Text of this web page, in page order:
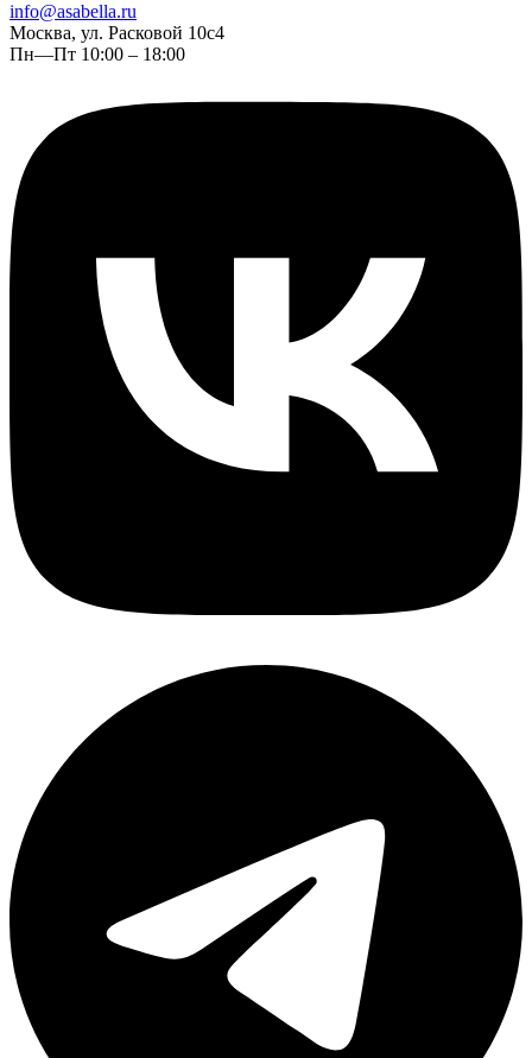
info@asabella.ru
Москва, ул. Расковой 10с4
Пн—Пт 10:00 – 18:00